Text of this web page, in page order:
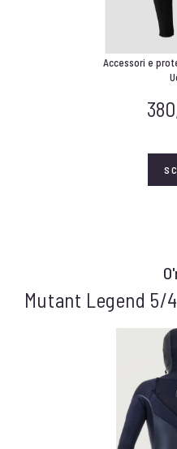
Accessori e
Mutant Legend 5/